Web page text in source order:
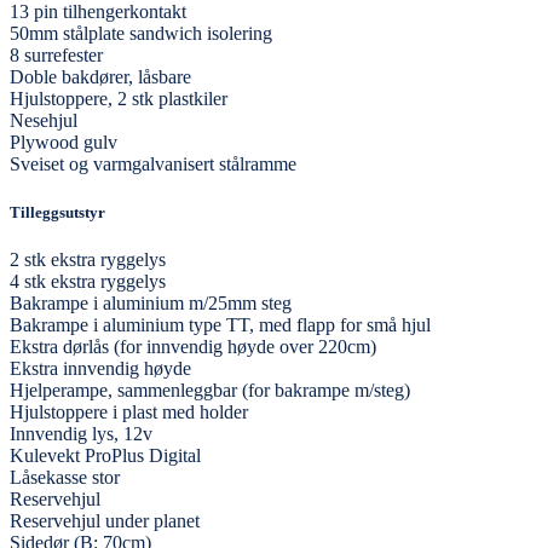
13 pin tilhengerkontakt
50mm stålplate sandwich isolering
8 surrefester
Doble bakdører, låsbare
Hjulstoppere, 2 stk plastkiler
Nesehjul
Plywood gulv
Sveiset og varmgalvanisert stålramme
Tilleggsutstyr
2 stk ekstra ryggelys
4 stk ekstra ryggelys
Bakrampe i aluminium m/25mm steg
Bakrampe i aluminium type TT, med flapp for små hjul
Ekstra dørlås (for innvendig høyde over 220cm)
Ekstra innvendig høyde
Hjelperampe, sammenleggbar (for bakrampe m/steg)
Hjulstoppere i plast med holder
Innvendig lys, 12v
Kulevekt ProPlus Digital
Låsekasse stor
Reservehjul
Reservehjul under planet
Sidedør (B: 70cm)